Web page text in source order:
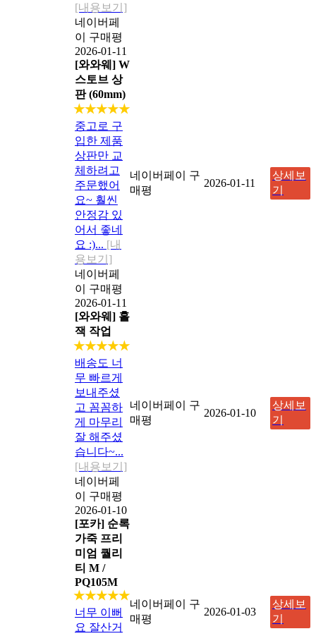
[내용보기]
네이버페
이 구매평
2026-01-11
[와와웨] W
스토브 상
판 (60mm)
★★★★★
중고로 구
입한 제품
상판만 교
체하려고
주문했어
요~ 훨씬
안정감 있
어서 좋네
요 :)... [내
용보기]
네이버페
이 구매평
2026-01-11
네이버페이 구
매평
2026-01-11
상세보
기
[와와웨] 홀
잭 작업
★★★★★
배송도 너
무 빠르게
보내주셨
고 꼼꼼하
게 마무리
잘 해주셨
습니다~...
[내용보기]
네이버페
이 구매평
2026-01-10
네이버페이 구
매평
2026-01-10
상세보
기
[포카] 순록
가죽 프리
미엄 퀄리
티 M /
PQ105M
★★★★★
너무 이뻐
요 잘산거
네이버페이 구
매평
2026-01-03
상세보
기